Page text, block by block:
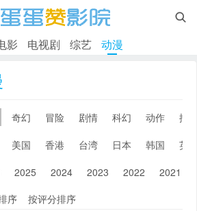

影 电视剧 综艺 动漫
奇幻 冒险 剧情 科幻 动作
搞
美国 香港 台湾 日本 韩国
英
2025 2024 2023 2022 2021
序 按评分排序